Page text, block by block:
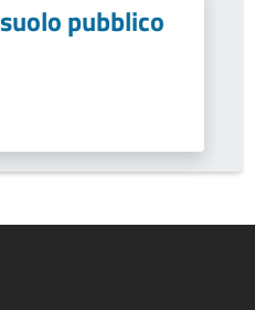
pubblico